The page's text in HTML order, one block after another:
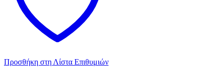
Προσθήκη στη Λίστα Επιθυμιών